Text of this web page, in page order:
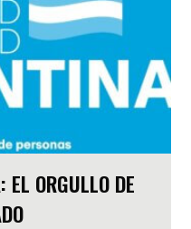
EL ORGULLO DE